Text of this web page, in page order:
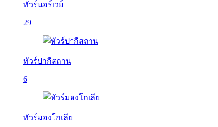
ทัวร์นอร์เวย์
29
ทัวร์ปากีสถาน
6
ทัวร์มองโกเลีย